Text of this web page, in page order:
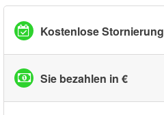
Kostenlose Stornierung
Sie bezahlen in €